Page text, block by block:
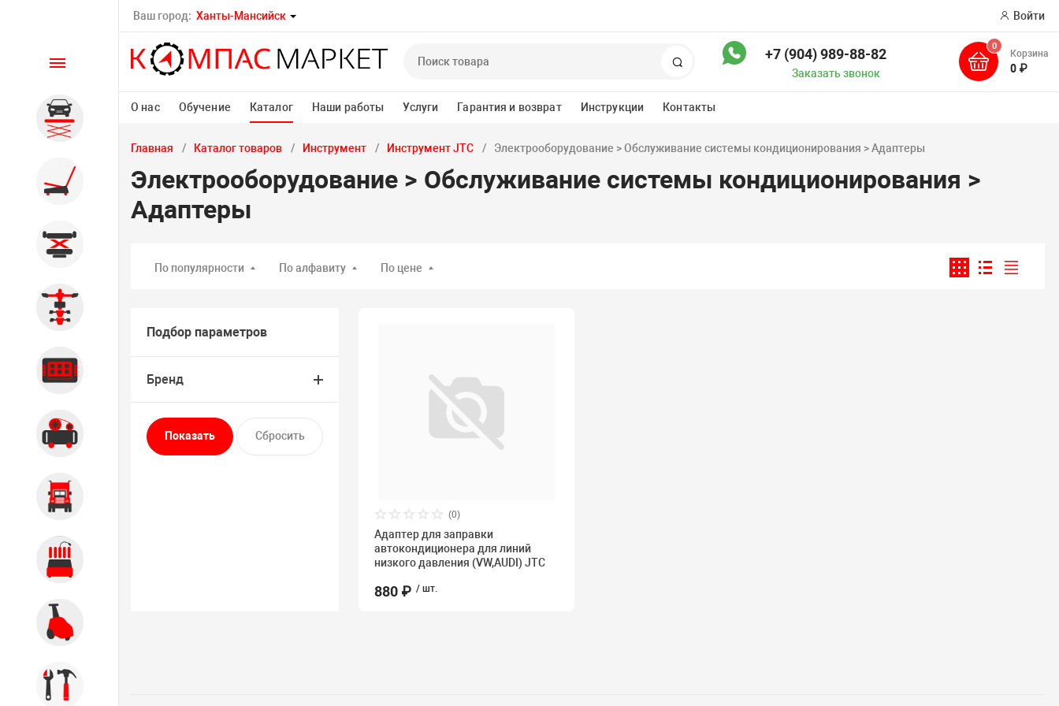
Ваш город: Ханты-Мансийск Войти
Поиск +7 (904) 989-88-82
Заказать звонок
0
Корзина
0 ₽
О нас Обучение Каталог Наши работы Услуги Гарантия и возврат Инструкции Контакты
Каталог
Автомобильные подъемники
Шиномонтажное
оборудование
Компрессорное оборудование
Главная Каталог товаров Инструмент Инструмент JTC Электрооборудование > Обслуживание системы кондиционирования > Адаптеры
Электрооборудование > Обслуживание системы кондиционирования >
Адаптеры
По популярности По алфавиту По цене
Подбор параметров
Бренд
(0)
Адаптер для заправки
автокондиционера для линий
низкого давления (VW,AUDI) JTC
880 ₽ / шт.